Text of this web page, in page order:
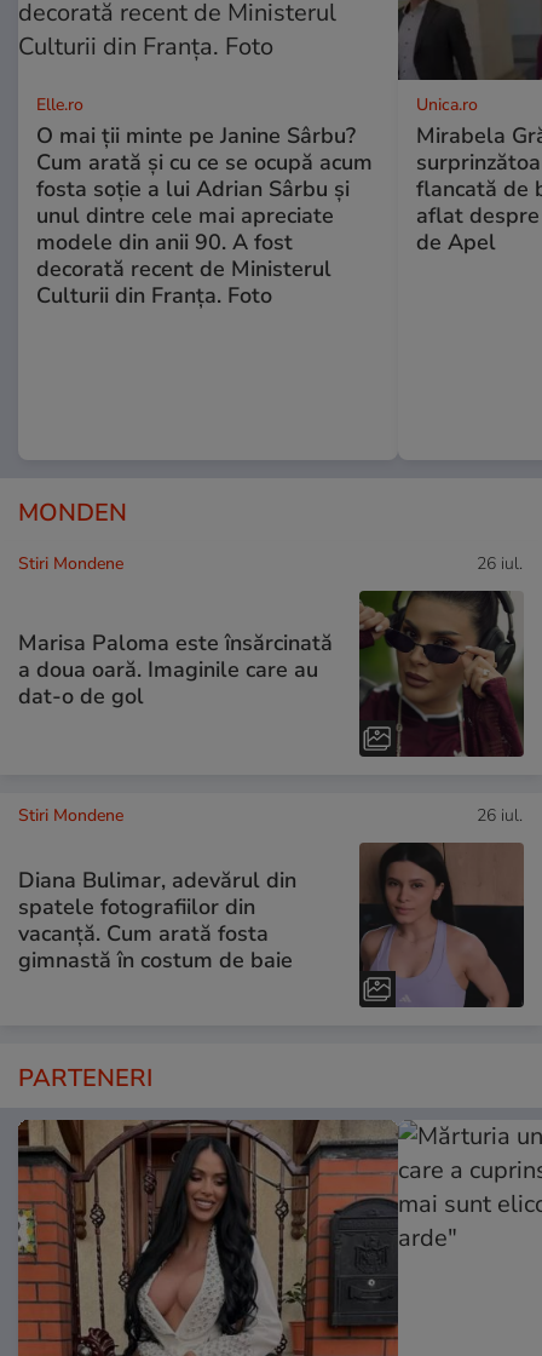
Elle.ro
O mai ții minte pe Janine Sârbu?
Cum arată și cu ce se ocupă acum
fosta soție a lui Adrian Sârbu și
unul dintre cele mai apreciate
modele din anii 90. A fost
decorată recent de Ministerul
Culturii din Franța. Foto
Unica.ro
Mirabela
flancată de
aflat
de Apel
MONDEN
Stiri Mondene 26 iul.
Marisa Paloma este însărcinată
a doua oară. Imaginile care au
dat-o de gol
Stiri Mondene 26 iul.
Diana Bulimar, adevărul din
spatele fotografiilor din
vacanță. Cum arată fosta
gimnastă în costum de baie
PARTENERI